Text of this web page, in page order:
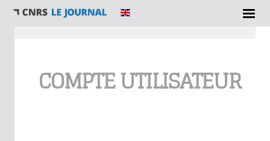
COMPTE UTILISATEUR